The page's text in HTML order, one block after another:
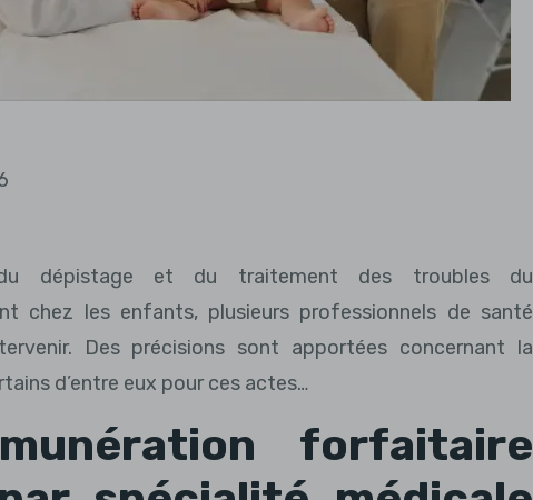
dépistage et du traitement des troubles du
chez les enfants, plusieurs professionnels de santé
Des précisions sont apportées concernant la
d’entre eux pour ces actes…
forfaitaire